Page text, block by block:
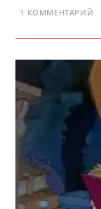
1 КОММЕНТАРИЙ